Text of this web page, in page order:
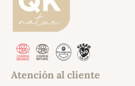
Atención al cliente